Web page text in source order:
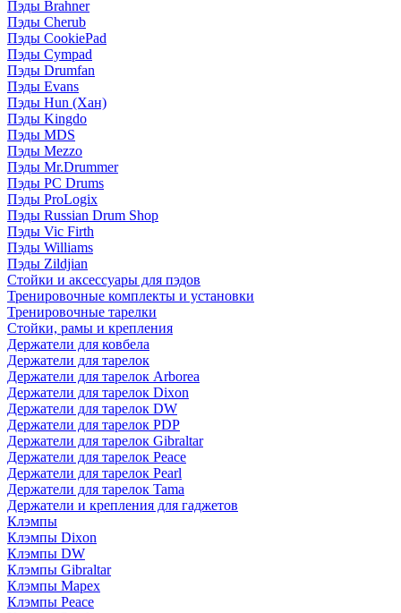
Пэды Brahner
Пэды Cherub
Пэды CookiePad
Пэды Cympad
Пэды Drumfan
Пэды Evans
Пэды Hun (Хан)
Пэды Kingdo
Пэды MDS
Пэды Mezzo
Пэды Mr.Drummer
Пэды PC Drums
Пэды ProLogix
Пэды Russian Drum Shop
Пэды Vic Firth
Пэды Williams
Пэды Zildjian
Стойки и аксессуары для пэдов
Тренировочные комплекты и установки
Тренировочные тарелки
Стойки, рамы и крепления
Держатели для ковбела
Держатели для тарелок
Держатели для тарелок Arborea
Держатели для тарелок Dixon
Держатели для тарелок DW
Держатели для тарелок PDP
Держатели для тарелок Gibraltar
Держатели для тарелок Peace
Держатели для тарелок Pearl
Держатели для тарелок Tama
Держатели и крепления для гаджетов
Клэмпы
Клэмпы Dixon
Клэмпы DW
Клэмпы Gibraltar
Клэмпы Mapex
Клэмпы Peace